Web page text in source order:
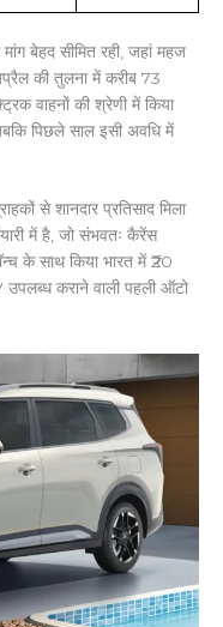
मांग बेहद सीमित रही, जहां महज
की तुलना में करीब 73
वाहनों की श्रेणी में किया
पिछले साल इसी अवधि में
से शानदार प्रतिसाद मिला
में है, जो संभवतः कैरेंस
के साथ किया भारत में ₹20
कराने वाली पहली ऑटो